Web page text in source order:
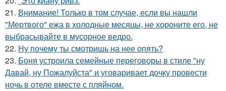
21. Внимание! Только в том случае, если вы нашли
"Мертвого" ежа в холодные месяцы, не хороните его, не
выбрасывайте в мусорное ведро.
22. Ну почему ты смотришь на нее опять?
23. Боня устроила семейные переговоры в стиле "ну
Давай, ну Пожалуйста" и уговаривает дочку провести
ночь в отеле вместе с пляйном.